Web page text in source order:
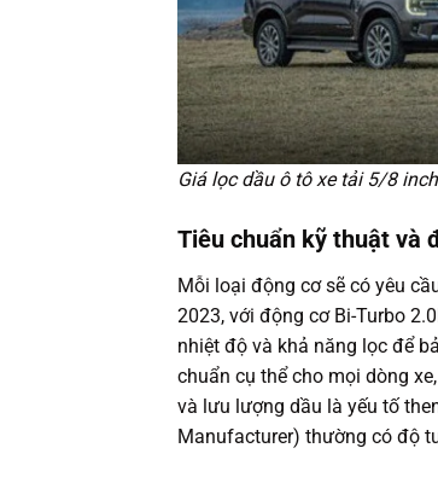
Giá lọc dầu ô tô xe tải 5/8
Tiêu chuẩn kỹ thuật và
Mỗi loại động cơ sẽ có yêu
2023, với động cơ Bi-Turbo
nhiệt độ và khả năng lọc để
chuẩn cụ thể cho mọi dòng
và lưu lượng dầu là yếu tố
Manufacturer) thường có độ